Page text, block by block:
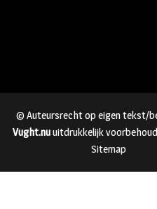
© Auteursrecht op eigen tekst/
Vught.nuuitdrukkelijk
Sitemap